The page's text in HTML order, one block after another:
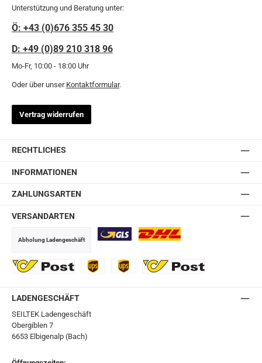
Unterstützung und Beratung unter:
Ö: +43 (0)676 355 45 30
D: +49 (0)89 210 318 96
Mo-Fr, 10:00 - 18:00 Uhr
Oder über unser Kontaktformular.
Vertrag widerrufen
RECHTLICHES
INFORMATIONEN
ZAHLUNGSARTEN
VERSANDARTEN
Abholung Ladengeschäft
LADENGESCHÄFT
SEILTEK Ladengeschäft
Obergiblen 7
6653 Elbigenalp (Bach)